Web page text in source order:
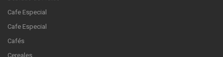
Cafe Especial
Cafe Especial
Cafés